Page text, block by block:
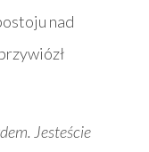
nad
Jesteście